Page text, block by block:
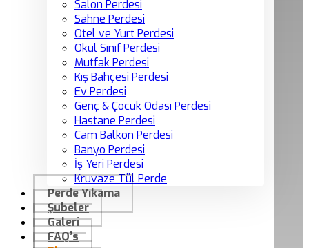
Salon Perdesi
Sahne Perdesi
Otel ve Yurt Perdesi
Okul Sınıf Perdesi
Mutfak Perdesi
Kış Bahçesi Perdesi
Ev Perdesi
Genç & Çocuk Odası Perdesi
Hastane Perdesi
Cam Balkon Perdesi
Banyo Perdesi
İş Yeri Perdesi
Kruvaze Tül Perde
Perde Yıkama
Şubeler
Galeri
FAQ’s